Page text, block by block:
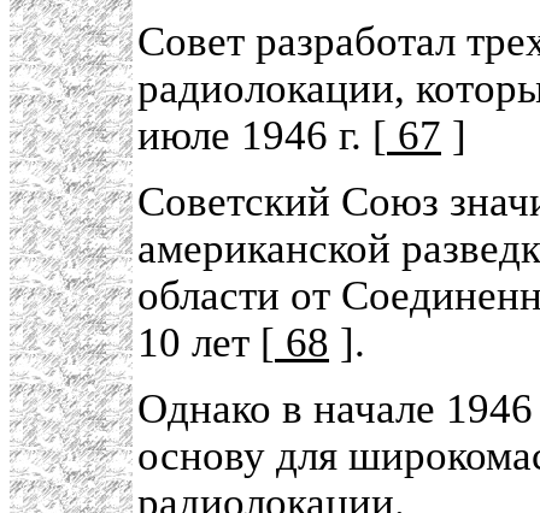
Совет разработал
радиолокации,
июле 1946 г. [ 67 ]
Советский Союз
американской
области от
10 лет [ 68 ].
Однако в начале
основу для
радиолокации.